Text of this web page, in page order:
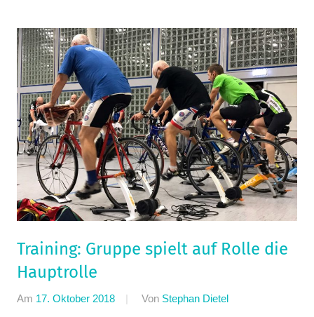
Training: Gruppe spielt auf Rolle die
Hauptrolle
Am 17. Oktober 2018 Von Stephan Dietel